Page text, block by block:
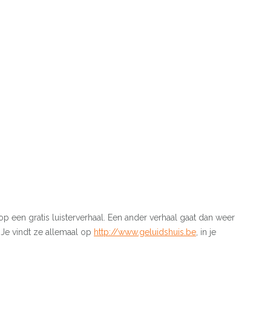
een gratis luisterverhaal. Een ander verhaal gaat dan weer
vindt ze allemaal op http://www.geluidshuis.be , in je